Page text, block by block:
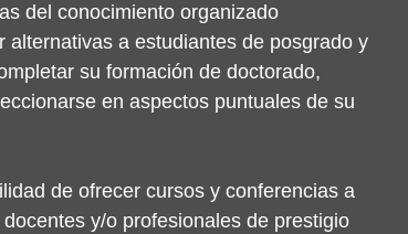
del conocimiento organizado
a estudiantes de posgrado y
su formación de doctorado,
en aspectos puntuales de su
de ofrecer cursos y conferencias a
y/o profesionales de prestigio